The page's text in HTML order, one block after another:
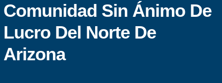
Comunidad Sin Ánimo De
Lucro Del Norte De
Arizona